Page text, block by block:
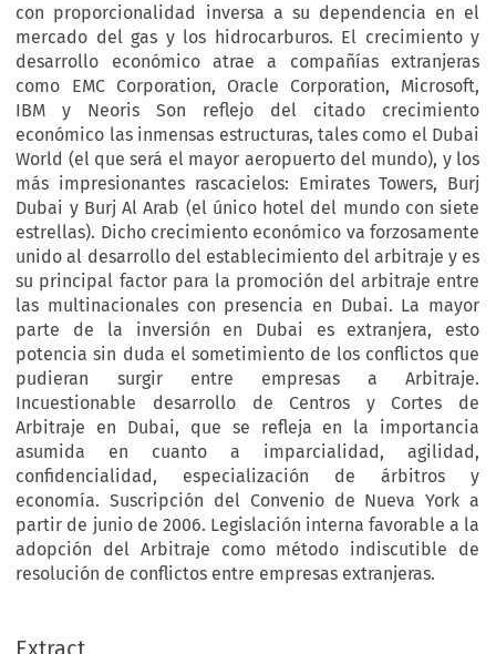
con proporcionalidad inversa a su dependencia en el
mercado del gas y los hidrocarburos. El crecimiento y
desarrollo económico atrae a compañías extranjeras
como EMC Corporation, Oracle Corporation, Microsoft,
IBM y Neoris Son reflejo del citado crecimiento
económico las inmensas estructuras, tales como el Dubai
World (el que será el mayor aeropuerto del mundo), y los
más impresionantes rascacielos: Emirates Towers, Burj
Dubai y Burj Al Arab (el único hotel del mundo con siete
estrellas). Dicho crecimiento económico va forzosamente
unido al desarrollo del establecimiento del arbitraje y es
su principal factor para la promoción del arbitraje entre
las multinacionales con presencia en Dubai. La mayor
parte de la inversión en Dubai es extranjera, esto
potencia sin duda el sometimiento de los conflictos que
pudieran surgir entre empresas a Arbitraje.
Incuestionable desarrollo de Centros y Cortes de
Arbitraje en Dubai, que se refleja en la importancia
asumida en cuanto a imparcialidad, agilidad,
confidencialidad, especialización de árbitros y
economía. Suscripción del Convenio de Nueva York a
partir de junio de 2006. Legislación interna favorable a la
adopción del Arbitraje como método indiscutible de
resolución de conflictos entre empresas extranjeras.
Extract